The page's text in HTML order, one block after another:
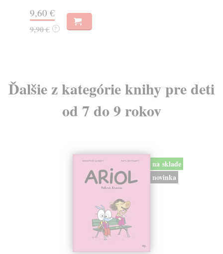
9,60 €
9,90 € ?
Ďalšie z kategórie knihy pre deti
od 7 do 9 rokov
na sklade
novinka